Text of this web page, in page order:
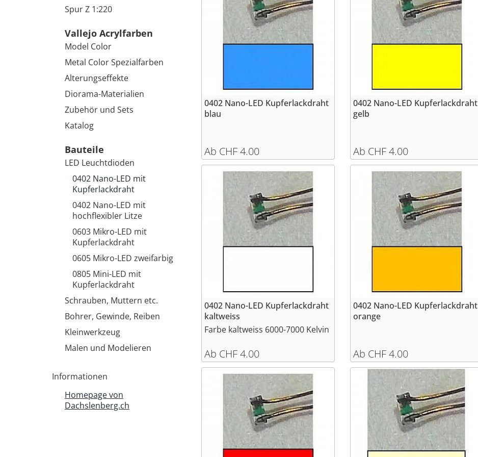
0402 Nano-LED Kupferlackdraht
blau
Ab CHF 4.00
0402 Nano-LED Kupferlackdraht
gelb
Ab CHF 4.00
0402 Nano-LED Kupferlackdraht
kaltweiss
Farbe kaltweiss 6000-7000 Kelvin
Ab CHF 4.00
0402 Nano-LED Kupferlackdraht
orange
Ab CHF 4.00
Spur Z 1:220
Vallejo Acrylfarben
Model Color
Metal Color Spezialfarben
Alterungseffekte
Diorama-Materialien
Zubehör und Sets
Katalog
Bauteile
LED Leuchtdioden
0402 Nano-LED mit
Kupferlackdraht
0402 Nano-LED mit
hochflexibler Litze
0603 Mikro-LED mit
Kupferlackdraht
0605 Mikro-LED zweifarbig
0805 Mini-LED mit
Kupferlackdraht
Schrauben, Muttern etc.
Bohrer, Gewinde, Reiben
Kleinwerkzeug
Malen und Modelieren
Informationen
Homepage von
Dachslenberg.ch